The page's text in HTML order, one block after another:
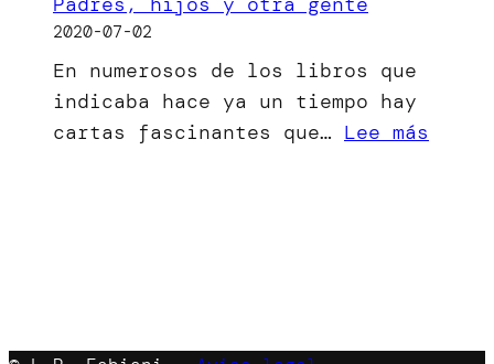
bien
mal
menor
2020-07-02
En numerosos de los libros que
indicaba hace ya un tiempo hay
cartas fascinantes que… Lee más
y